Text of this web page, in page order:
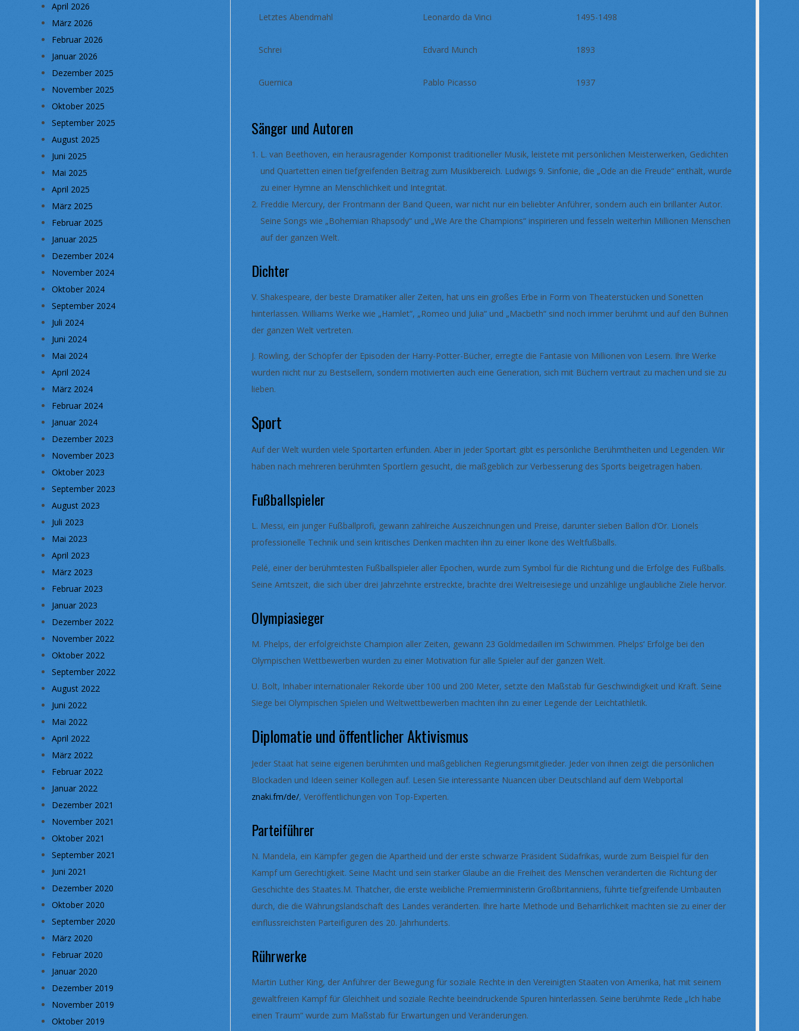
Letztes Abendmahl Leonardo da Vinci 1495-1498
Schrei Edvard Munch 1893
Guernica Pablo Picasso 1937
Sänger und Autoren
L. van Beethoven, ein herausragender Komponist traditioneller Musik, leistete mit persönlichen Meisterwerken, Gedichten
und Quartetten einen tiefgreifenden Beitrag zum Musikbereich. Ludwigs 9. Sinfonie, die „Ode an die Freude“ enthält, wurde
zu einer Hymne an Menschlichkeit und Integrität.
Freddie Mercury, der Frontmann der Band Queen, war nicht nur ein beliebter Anführer, sondern auch ein brillanter Autor.
Seine Songs wie „Bohemian Rhapsody“ und „We Are the Champions“ inspirieren und fesseln weiterhin Millionen Menschen
auf der ganzen Welt.
Dichter
V. Shakespeare, der beste Dramatiker aller Zeiten, hat uns ein großes Erbe in Form von Theaterstücken und Sonetten
hinterlassen. Williams Werke wie „Hamlet“, „Romeo und Julia“ und „Macbeth“ sind noch immer berühmt und auf den Bühnen
der ganzen Welt vertreten.
J. Rowling, der Schöpfer der Episoden der Harry-Potter-Bücher, erregte die Fantasie von Millionen von Lesern. Ihre Werke
wurden nicht nur zu Bestsellern, sondern motivierten auch eine Generation, sich mit Büchern vertraut zu machen und sie zu
lieben.
Sport
Auf der Welt wurden viele Sportarten erfunden. Aber in jeder Sportart gibt es persönliche Berühmtheiten und Legenden. Wir
haben nach mehreren berühmten Sportlern gesucht, die maßgeblich zur Verbesserung des Sports beigetragen haben.
Fußballspieler
L. Messi, ein junger Fußballprofi, gewann zahlreiche Auszeichnungen und Preise, darunter sieben Ballon d’Or. Lionels
professionelle Technik und sein kritisches Denken machten ihn zu einer Ikone des Weltfußballs.
Pelé, einer der berühmtesten Fußballspieler aller Epochen, wurde zum Symbol für die Richtung und die Erfolge des Fußballs.
Seine Amtszeit, die sich über drei Jahrzehnte erstreckte, brachte drei Weltreisesiege und unzählige unglaubliche Ziele hervor.
Olympiasieger
M. Phelps, der erfolgreichste Champion aller Zeiten, gewann 23 Goldmedaillen im Schwimmen. Phelps‘ Erfolge bei den
Olympischen Wettbewerben wurden zu einer Motivation für alle Spieler auf der ganzen Welt.
U. Bolt, Inhaber internationaler Rekorde über 100 und 200 Meter, setzte den Maßstab für Geschwindigkeit und Kraft. Seine
Siege bei Olympischen Spielen und Weltwettbewerben machten ihn zu einer Legende der Leichtathletik.
Diplomatie und öffentlicher Aktivismus
Jeder Staat hat seine eigenen berühmten und maßgeblichen Regierungsmitglieder. Jeder von ihnen zeigt die persönlichen
Blockaden und Ideen seiner Kollegen auf. Lesen Sie interessante Nuancen über Deutschland auf dem Webportal
znaki.fm/de/, Veröffentlichungen von Top-Experten.
Parteiführer
N. Mandela, ein Kämpfer gegen die Apartheid und der erste schwarze Präsident Südafrikas, wurde zum Beispiel für den
Kampf um Gerechtigkeit. Seine Macht und sein starker Glaube an die Freiheit des Menschen veränderten die Richtung der
Geschichte des Staates.M. Thatcher, die erste weibliche Premierministerin Großbritanniens, führte tiefgreifende Umbauten
durch, die die Währungslandschaft des Landes veränderten. Ihre harte Methode und Beharrlichkeit machten sie zu einer der
einflussreichsten Parteifiguren des 20. Jahrhunderts.
Rührwerke
Martin Luther King, der Anführer der Bewegung für soziale Rechte in den Vereinigten Staaten von Amerika, hat mit seinem
gewaltfreien Kampf für Gleichheit und soziale Rechte beeindruckende Spuren hinterlassen. Seine berühmte Rede „Ich habe
einen Traum“ wurde zum Maßstab für Erwartungen und Veränderungen.
April 2026
März 2026
Februar 2026
Januar 2026
Dezember 2025
November 2025
Oktober 2025
September 2025
August 2025
Juni 2025
Mai 2025
April 2025
März 2025
Februar 2025
Januar 2025
Dezember 2024
November 2024
Oktober 2024
September 2024
Juli 2024
Juni 2024
Mai 2024
April 2024
März 2024
Februar 2024
Januar 2024
Dezember 2023
November 2023
Oktober 2023
September 2023
August 2023
Juli 2023
Mai 2023
April 2023
März 2023
Februar 2023
Januar 2023
Dezember 2022
November 2022
Oktober 2022
September 2022
August 2022
Juni 2022
Mai 2022
April 2022
März 2022
Februar 2022
Januar 2022
Dezember 2021
November 2021
Oktober 2021
September 2021
Juni 2021
Dezember 2020
Oktober 2020
September 2020
März 2020
Februar 2020
Januar 2020
Dezember 2019
November 2019
Oktober 2019